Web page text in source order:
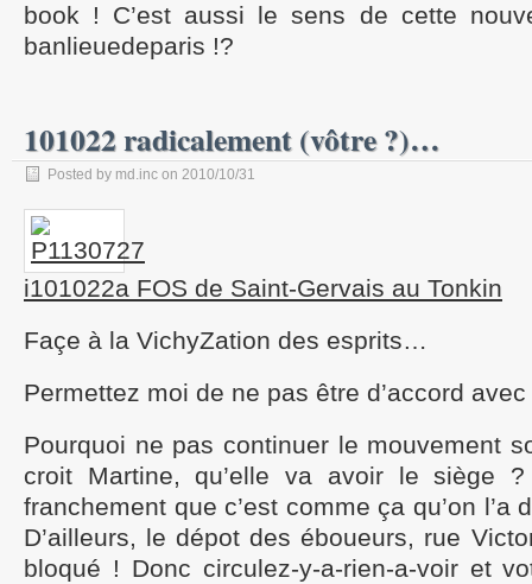
book ! C’est aussi le sens de cette
banlieuedeparis !?
101022 radicalement (vôtre ?)…
Posted by md.inc on 2010/10/31
i101022a FOS de Saint-Gervais au Tonkin
Façe à la VichyZation des esprits…
Permettez moi de ne pas être d’accord
Pourquoi ne pas continuer le mouvement
croit Martine, qu’elle va avoir le siège
franchement que c’est comme ça qu’on l’a
D’ailleurs, le dépot des éboueurs, rue
bloqué ! Donc circulez-y-a-rien-a-voir et